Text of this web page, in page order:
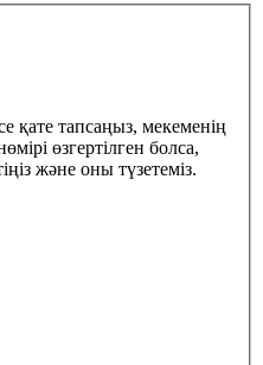
қате тапсаңыз, мекеменің
өзгертілген болса,
және оны түзетеміз.